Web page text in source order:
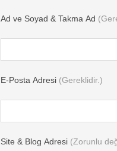
Ad ve Soyad & Takma Ad
E-Posta Adresi (Gereklidir.)
Site & Blog Adresi (Zorunlu